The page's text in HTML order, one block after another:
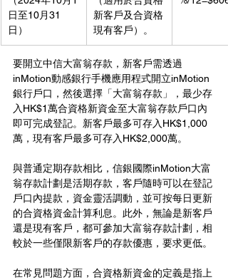
日至10月31
日）
新客戶及合資格
現有客戶）。
要開立中信大富翁存款，新客戶需透過
inMotion動感銀行手機應用程式開立inMotion
銀行戶口，然後選擇「大富翁存款」，最少存
入HK$1萬合資格新資金至大富翁存款戶口內
即可完成登記。新客戶最多可存入HK$1,000
萬，現有客戶最多可存入HK$2,000萬。
與普通定期存款相比，信銀國際inMotion大富
翁存款計劃是活期存款，客戶隨時可以在登記
戶口內提款，資金靈活調動，並可按每日更新
的合資格資金計算利息。此外，無論是新客戶
還是現有客戶，都可參加大富翁存款計劃，相
較於一些僅限新客戶的存款優惠，要求更低。
在常見問題方面，合資格新資金的定義是指上